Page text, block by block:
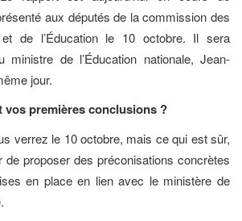
aux députés de la commission des
de l’Éducation le 10 octobre. Il sera
ministre de l’Éducation nationale, Jean-
jour.
vos premières conclusions ?
verrez le 10 octobre, mais ce qui est sûr,
de proposer des préconisations concrètes
en place en lien avec le ministère de